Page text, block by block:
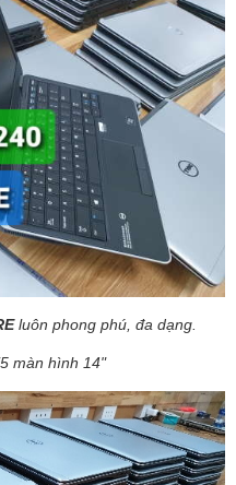
luôn phong phú, đa dạng.
màn hình 14"